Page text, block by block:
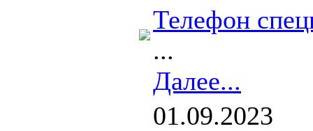
Телефон
...
Далее...
01.09.2023